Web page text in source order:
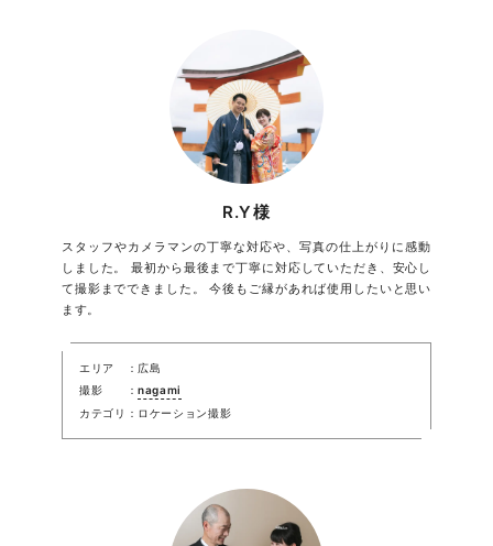
R.Y様
スタッフやカメラマンの丁寧な対応や、写真の仕上がりに感動
しました。 最初から最後まで丁寧に対応していただき、安心し
て撮影までできました。 今後もご縁があれば使用したいと思い
ます。
エリア
広島
撮影
nagami
カテゴリ
ロケーション撮影